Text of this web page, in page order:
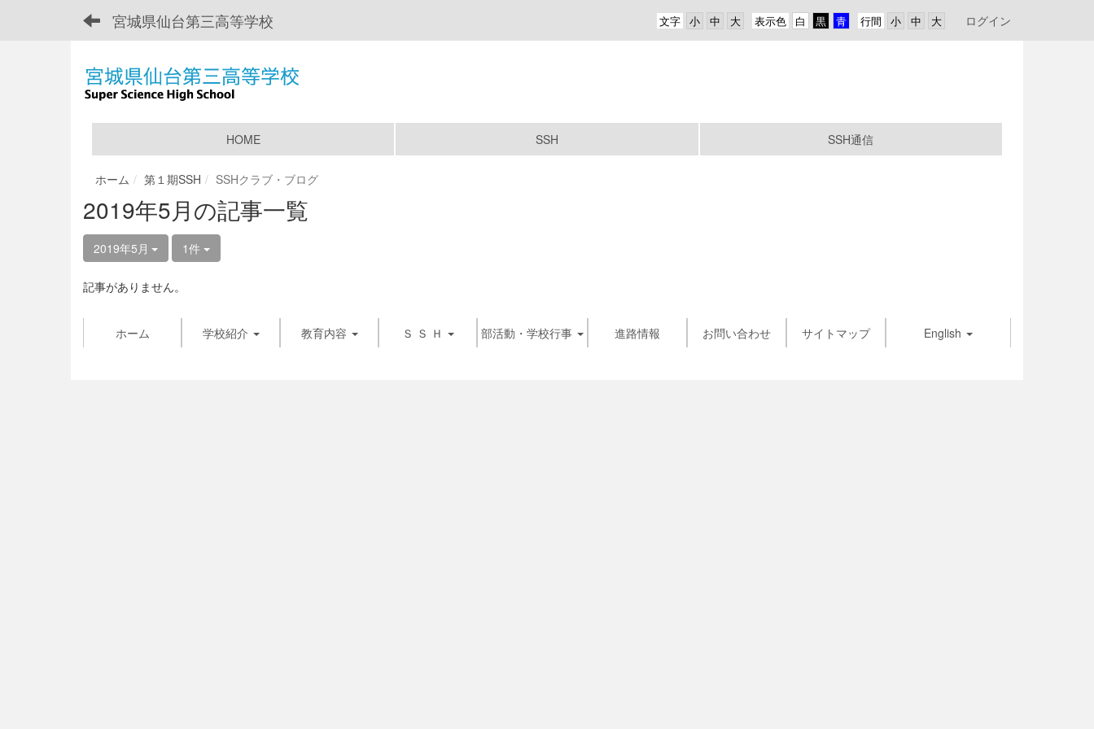
宮城県仙台第三高等学校 行間
表示色
文字 ログイン
HOME SSH SSH通信
ホーム 第１期SSH SSHクラブ・ブログ
2019年5月の記事一覧
2019年5月 1件
記事がありません。
ホーム 学校紹介 教育内容 Ｓ Ｓ Ｈ 部活動・学校行事 進路情報 お問い合わせ サイトマップ English